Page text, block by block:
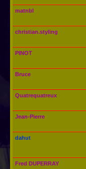
matnbl
christian.styling
PINOT
Bruce
Quatrequatreux
Jean-Pierre
dahut
Fred DUPERRAY